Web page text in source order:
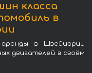
класса
в
в Швейцарии
двигателей в своём